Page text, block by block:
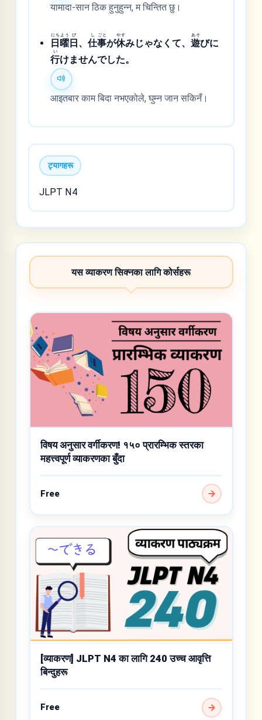
यामादा-सान ठिक हुनुहुन्न, म चिन्तित छु।
日
にち
曜
よう
日
び
、仕
し
事
ごと
が休
やす
みじゃなくて、遊
あそ
びに
行
い
けませんでした。
आइतबार काम बिदा नभएकोले, घुम्न जान सकिनँ।
ट्यागहरू
JLPT N4
यस व्याकरण सिक्नका लागि कोर्सहरू
विषय अनुसार वर्गीकरण! १५० प्रारम्भिक स्तरका
महत्त्वपूर्ण व्याकरणका बुँदा
Free
[व्याकरण] JLPT N4 का लागि 240 उच्च आवृत्ति
बिन्दुहरू
Free